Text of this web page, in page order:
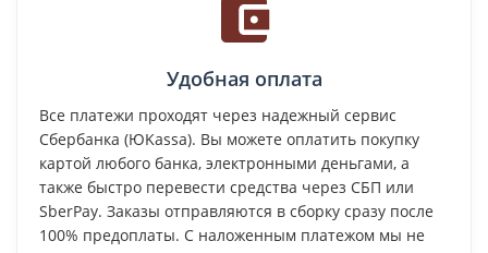
Удобная оплата
Все платежи проходят через надежный сервис
Сбербанка (ЮKassa). Вы можете оплатить покупку
картой любого банка, электронными деньгами, а
также быстро перевести средства через СБП или
SberPay. Заказы отправляются в сборку сразу после
100% предоплаты. С наложенным платежом мы не